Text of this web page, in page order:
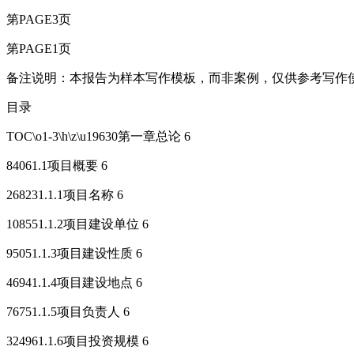
第PAGE3页
第PAGE1页
备注说明：本报告为样本写作模板，而非案例，仅供参考写作
目录
TOC\o1-3\h\z\u19630第一章总论 6
84061.1项目概要 6
268231.1.1项目名称 6
108551.1.2项目建设单位 6
95051.1.3项目建设性质 6
46941.1.4项目建设地点 6
76751.1.5项目负责人 6
324961.1.6项目投资规模 6